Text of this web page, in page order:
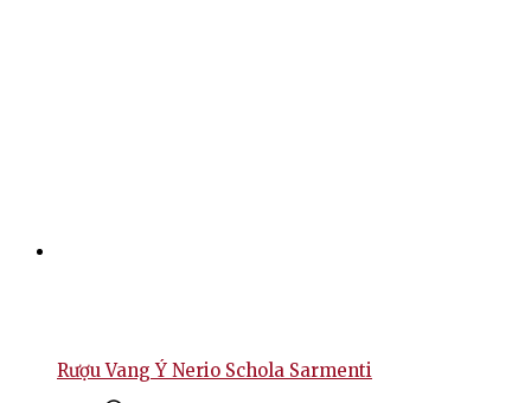
Rượu Vang Ý Nerio Schola Sarmenti